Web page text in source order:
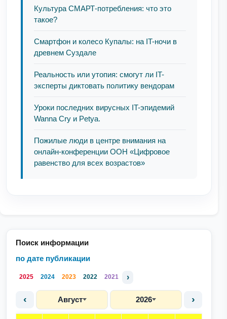
Поиск информации
по дате публикации
2025 2024 2023 2022 2021 ›
‹ Август 2026 ›
Культура СМАРТ-потребления: что это
такое?
Смартфон и колесо Купалы: на IT-ночи в
древнем Суздале
Реальность или утопия: смогут ли IT-
эксперты диктовать политику вендорам
Уроки последних вирусных IT-эпидемий
Wanna Cry и Petya.
Пожилые люди в центре внимания на
онлайн-конференции ООН «Цифровое
равенство для всех возрастов»